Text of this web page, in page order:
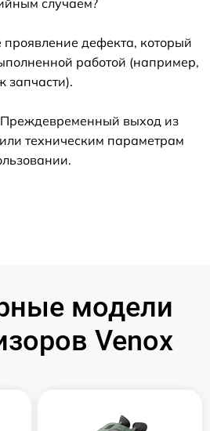
случаем?
дефекта, который
работой (например,
запчасти).
выход из
техническим параметрам
модели
Venox